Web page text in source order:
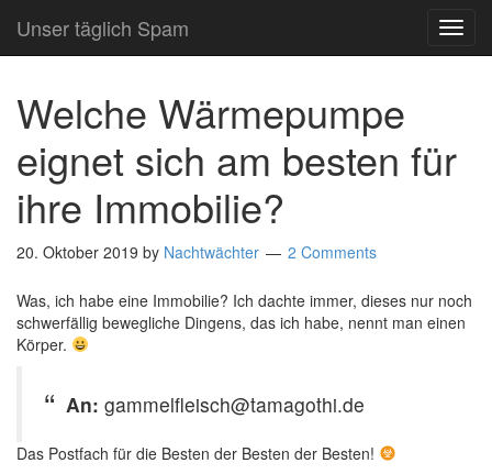
Unser täglich Spam
Welche Wärmepumpe
eignet sich am besten für
ihre Immobilie?
20. Oktober 2019 by Nachtwächter 2 Comments
Was, ich habe eine Immobilie? Ich dachte immer, dieses nur noch
schwerfällig bewegliche Dingens, das ich habe, nennt man einen
Körper.
An: gammelfleisch@tamagothi.de
Das Postfach für die Besten der Besten der Besten!